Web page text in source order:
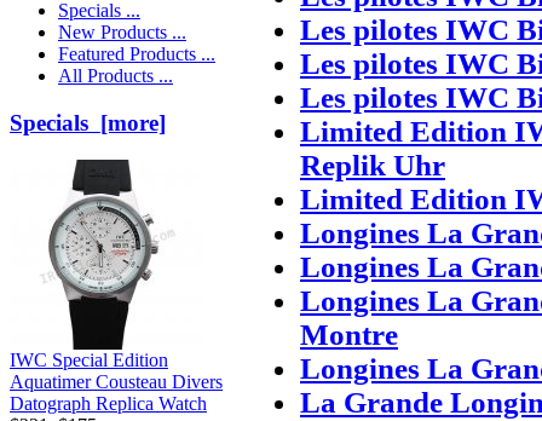
Specials ...
New Products ...
Featured Products ...
All Products ...
Specials [more]
IWC Special Edition
Aquatimer Cousteau Divers
Datograph Replica Watch
Les pilotes IWC
Les pilotes IWC
Les pilotes IWC
Limited Edition
Replik Uhr
Limited Edition
Longines La
Longines La
Longines La
Montre
Longines La
La Grande